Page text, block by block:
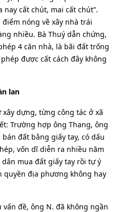
cất chút, mai cất chút”.
điểm nóng về xây nhà trái
nhiều. Bà Thuý dẫn chứng,
4 căn nhà, là bãi đất trống
được cất cách đây không
lan
dựng, từng công tác ở xã
Trường hợp ông Thang, ông
đất bằng giấy tay, có dấu
vốn dĩ diễn ra nhiều năm
mua đất giấy tay rồi tự ý
quyền địa phương không hay
đề, ông N. đã không ngần